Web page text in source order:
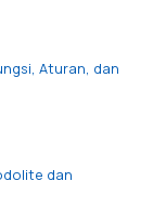
Aturan, dan
dan